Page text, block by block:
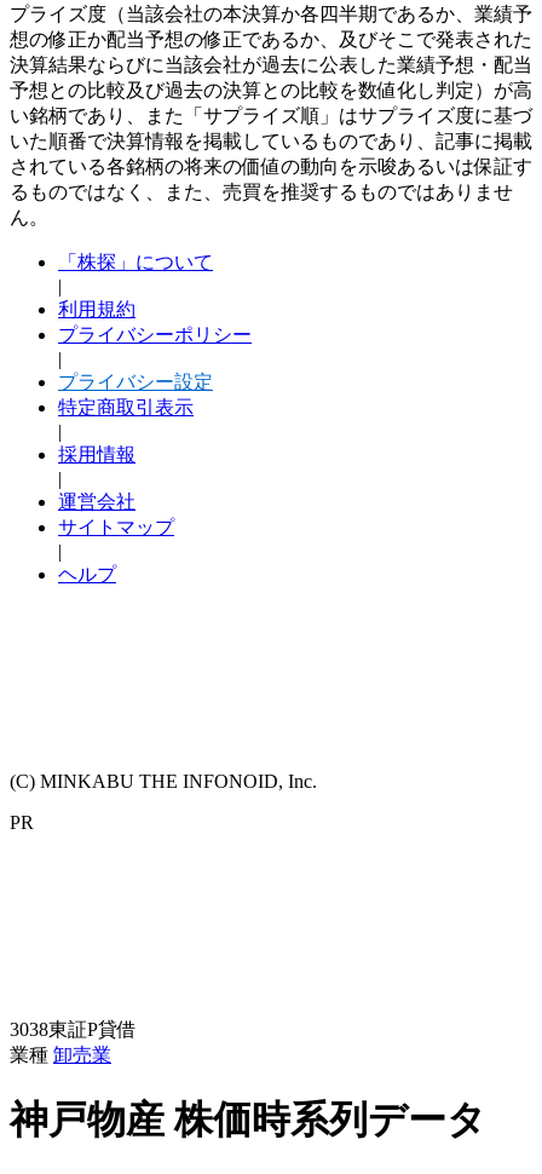
プライズ度（当該会社の本決算か各四半期であるか、業績予
想の修正か配当予想の修正であるか、及びそこで発表された
決算結果ならびに当該会社が過去に公表した業績予想・配当
予想との比較及び過去の決算との比較を数値化し判定）が高
い銘柄であり、また「サプライズ順」はサプライズ度に基づ
いた順番で決算情報を掲載しているものであり、記事に掲載
されている各銘柄の将来の価値の動向を示唆あるいは保証す
るものではなく、また、売買を推奨するものではありませ
ん。
「株探」について
|
利用規約
プライバシーポリシー
|
プライバシー設定
特定商取引表示
|
採用情報
|
運営会社
サイトマップ
|
ヘルプ
(C) MINKABU THE INFONOID, Inc.
PR
3038東証P貸借
業種 卸売業
神戸物産株価時系列データ